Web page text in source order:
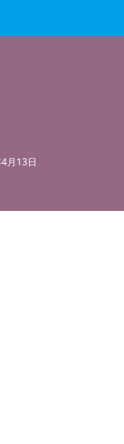
月13日